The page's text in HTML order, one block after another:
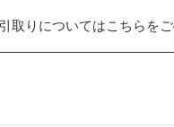
取りについてはこちらを